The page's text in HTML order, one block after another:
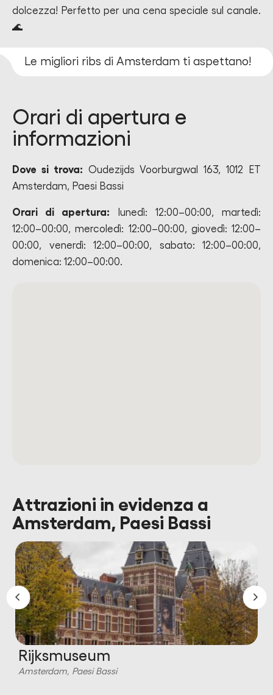
dolcezza! Perfetto per una cena speciale sul canale.
🌊
Le migliori ribs di Amsterdam ti aspettano!
Orari di apertura e
informazioni
Dove si trova: Oudezijds Voorburgwal 163, 1012 ET
Amsterdam, Paesi Bassi
Orari di apertura: lunedì: 12:00–00:00, martedì:
12:00–00:00, mercoledì: 12:00–00:00, giovedì: 12:00–
00:00, venerdì: 12:00–00:00, sabato: 12:00–00:00,
domenica: 12:00–00:00.
Attrazioni in evidenza a
Amsterdam, Paesi Bassi
Rijksmuseum
Amsterdam, Paesi Bassi